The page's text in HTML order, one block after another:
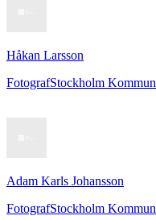
Håkan Larsson
FotografStockholm Kommun
Adam Karls Johansson
FotografStockholm Kommun